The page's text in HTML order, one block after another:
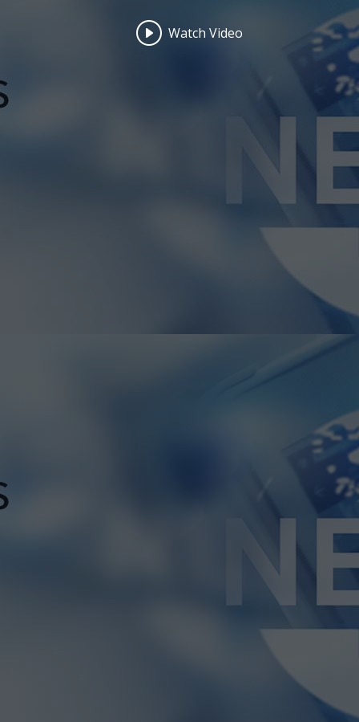
Watch Video